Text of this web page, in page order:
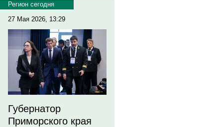
Регион сегодня
27 Мая 2026, 13:29
Губернатор
Приморского края